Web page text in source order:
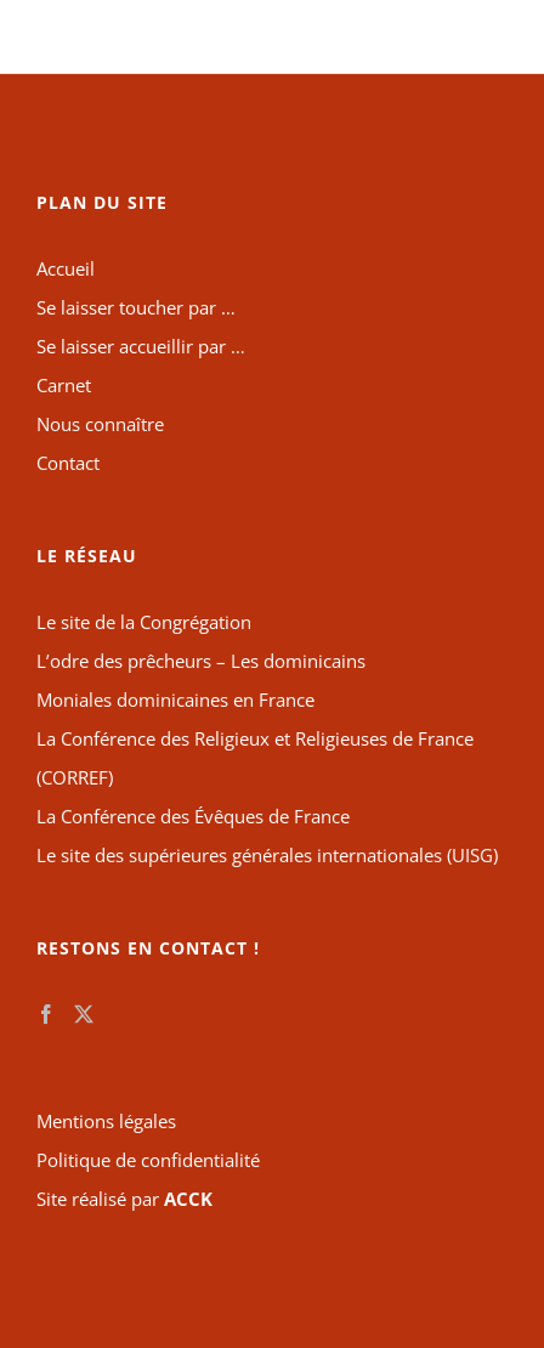
PLAN DU SITE
Accueil
Se laisser toucher par …
Se laisser accueillir par …
Carnet
Nous connaître
Contact
LE RÉSEAU
Le site de la Congrégation
L’odre des prêcheurs – Les dominicains
Moniales dominicaines en France
La Conférence des Religieux et Religieuses de France
(CORREF)
La Conférence des Évêques de France
Le site des supérieures générales internationales (UISG)
RESTONS EN CONTACT !
Mentions légales
Politique de confidentialité
Site réalisé par ACCK